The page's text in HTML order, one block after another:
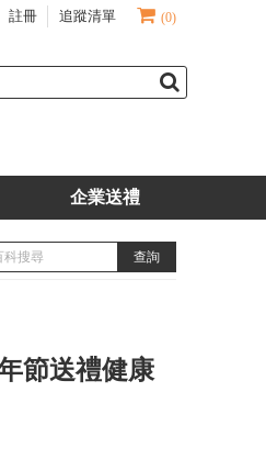
(0)
註冊 追蹤清單
企業送禮
節送禮健康